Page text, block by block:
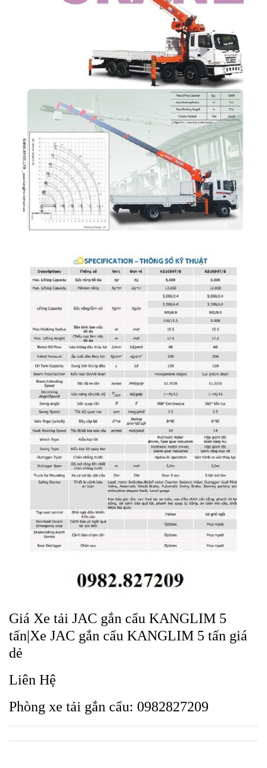
Giá Xe tải JAC gắn cẩu KANGLIM 5
tấn|Xe JAC gắn cẩu KANGLIM 5 tấn giá
dẻ
Liên Hệ
Phòng xe tải gắn cẩu: 0982827209